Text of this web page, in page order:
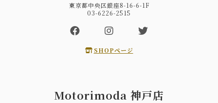
東京都中央区銀座8-16-6-1F
03-6226-2515
SHOPページ
Motorimoda 神戸店